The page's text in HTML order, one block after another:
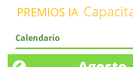
PREMIOS IA
Calendario